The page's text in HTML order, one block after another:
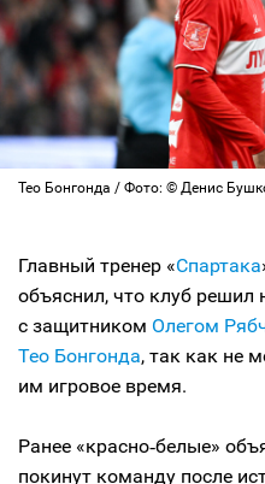
Тео Бонгонда / Фото: © Денис
Главный тренер «Спартака
объяснил, что клуб решил
с защитником Олегом
Тео Бонгонда, так как не
им игровое время.
Ранее «красно‑белые»
покинут команду после